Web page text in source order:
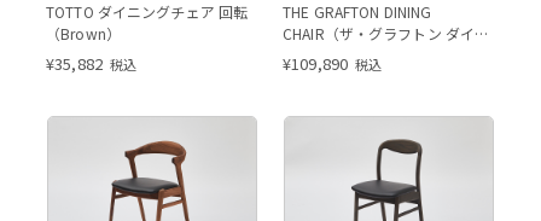
TOTTO ダイニングチェア 回転
（Brown）
¥35,882 税込
THE GRAFTON DINING
CHAIR（ザ・グラフトン ダイニ
ングチェア／レザー）
¥109,890 税込